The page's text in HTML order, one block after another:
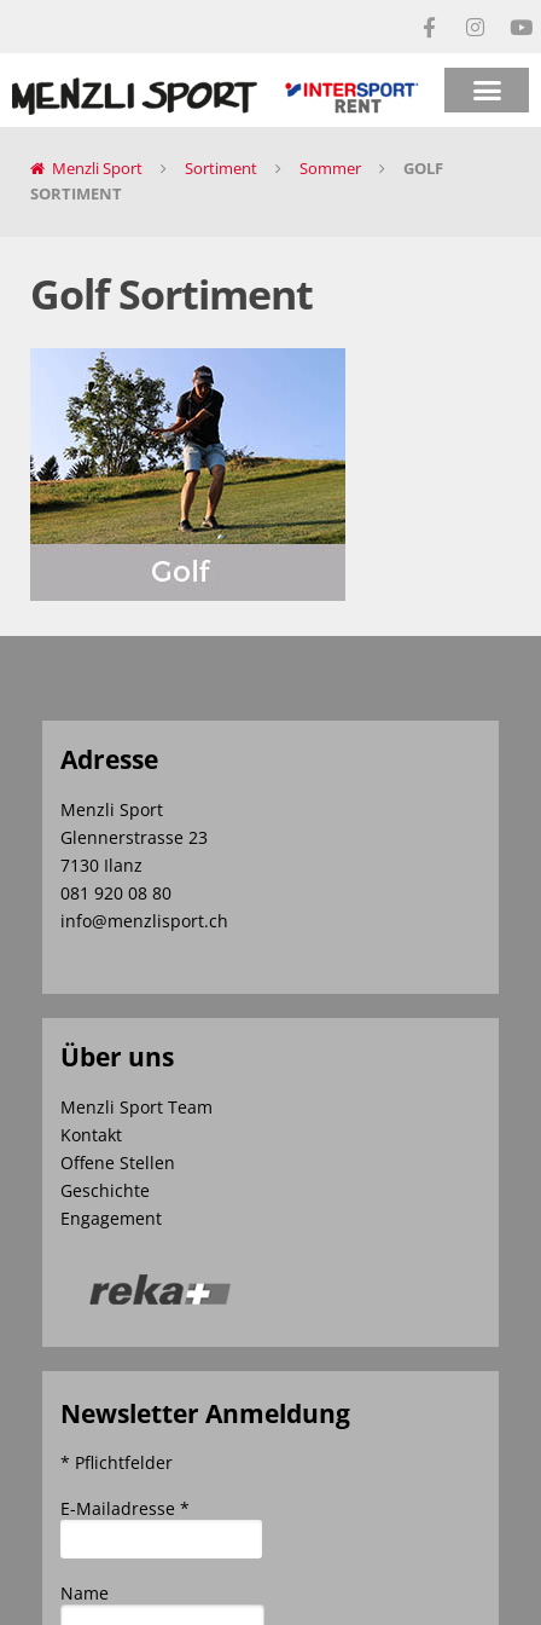
Menzli Sport Sortiment Sommer
GOLF
SORTIMENT
Golf Sortiment
Adresse
Menzli Sport
Glennerstrasse 23
7130 Ilanz
081 920 08 80
info@menzlisport.ch
Über uns
Menzli Sport Team
Kontakt
Offene Stellen
Geschichte
Engagement
Newsletter Anmeldung
* Pflichtfelder
E-Mailadresse *
Name